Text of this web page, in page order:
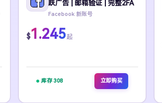
跃广告 | 邮箱验证 | 完整2FA
Facebook 新账号
$1.245起
库存 308 立即购买